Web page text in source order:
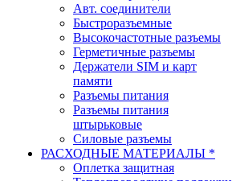
Авт. соединители
Быстроразъемные
Высокочастотные разъемы
Герметичные разъемы
Держатели SIM и карт
памяти
Разъемы питания
Разъемы питания
штырьковые
Силовые разъемы
РАСХОДНЫЕ МАТЕРИАЛЫ *
Оплетка защитная